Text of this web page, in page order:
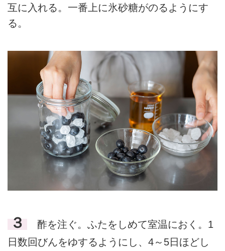
互に入れる。一番上に氷砂糖がのるようにす
る。
３
酢を注ぐ。ふたをしめて室温におく。1
日数回びんをゆするようにし、4～5日ほどし